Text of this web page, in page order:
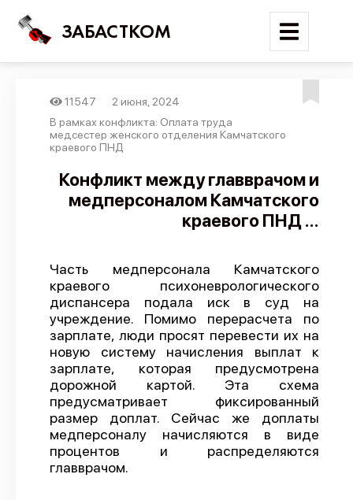
ЗАБАСТКОМ
Войти
Новости
Карта событий
Отчеты
Предложить публикацию
Справочник
API
О проекте
Политика конфиденциальности
11547
2 июня, 2024
В рамках конфликта: Оплата труда
медсестер женского отделения Камчатского
краевого ПНД
Конфликт между главврачом и
медперсоналом Камчатского
краевого ПНД ...
Часть медперсонала Камчатского
краевого психоневрологического
диспансера подала иск в суд на
учреждение. Помимо перерасчета по
зарплате, люди просят перевести их на
новую систему начисления выплат к
зарплате, которая предусмотрена
дорожной картой. Эта схема
предусматривает фиксированный
размер доплат. Сейчас же доплаты
медперсоналу начисляются в виде
процентов и распределяются
главврачом.